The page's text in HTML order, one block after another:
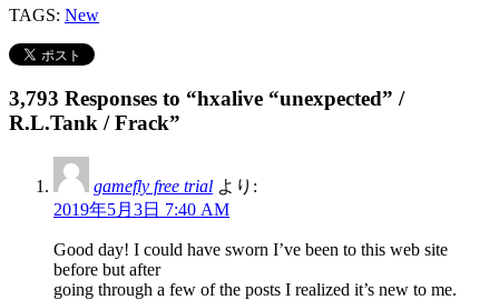
TAGS: New
3,793 Responses to “hxalive “unexpected” /
R.L.Tank / Frack”
gamefly free trial より:
2019年5月3日 7:40 AM
Good day! I could have sworn I’ve been to this web site
before but after
going through a few of the posts I realized it’s new to me.